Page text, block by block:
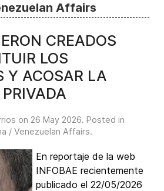
Affairs
CREADOS
LOS
Y ACOSAR LA
on 26 May 2026. Posted in
/ Venezuelan Affairs.
En reportaje de la web
INFOBAE recientemente
publicado el 22/05/2026